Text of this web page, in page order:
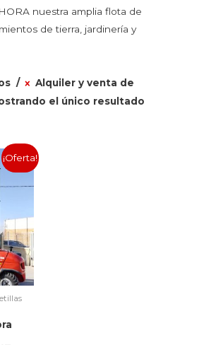
nuestra amplia flota de
de tierra, jardinería y
Alquiler y venta de
el único resultado
¡Oferta!